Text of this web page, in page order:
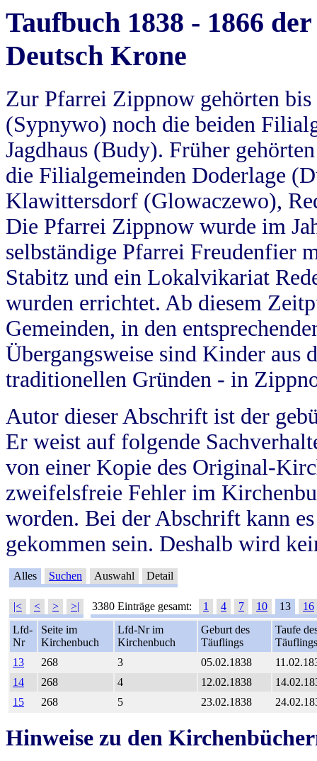
Taufbuch 1838 - 1866
Deutsch Krone
Zur Pfarrei Zippnow gehörten
(Sypnywo) noch die beiden
Jagdhaus (Budy). Früher
die Filialgemeinden Doderlage
Klawittersdorf (Glowaczewo),
Die Pfarrei Zippnow wurde im
selbständige Pfarrei Freudenfier
Stabitz und ein Lokalvikariat
wurden errichtet. Ab diesem
Gemeinden, in den
Übergangsweise sind Kinder aus
traditionellen Gründen - in
Autor dieser Abschrift ist der
Er weist auf folgende
von einer Kopie des Original-
zweifelsfreie Fehler im
worden. Bei der Abschrift kann
gekommen sein. Deshalb wird
Alles Suchen Auswahl Detail
|< < > >| 3380 Einträge gesamt: 1 4 7 10 13
16
Lfd-
Nr
Seite im
Kirchenbuch
Lfd-Nr im
Kirchenbuch
Geburt des
Täuflings
Taufe
Täuflings
13
268 3 05.02.1838
14
268 4 12.02.1838
15
268 5 23.02.1838
Hinweise zu den